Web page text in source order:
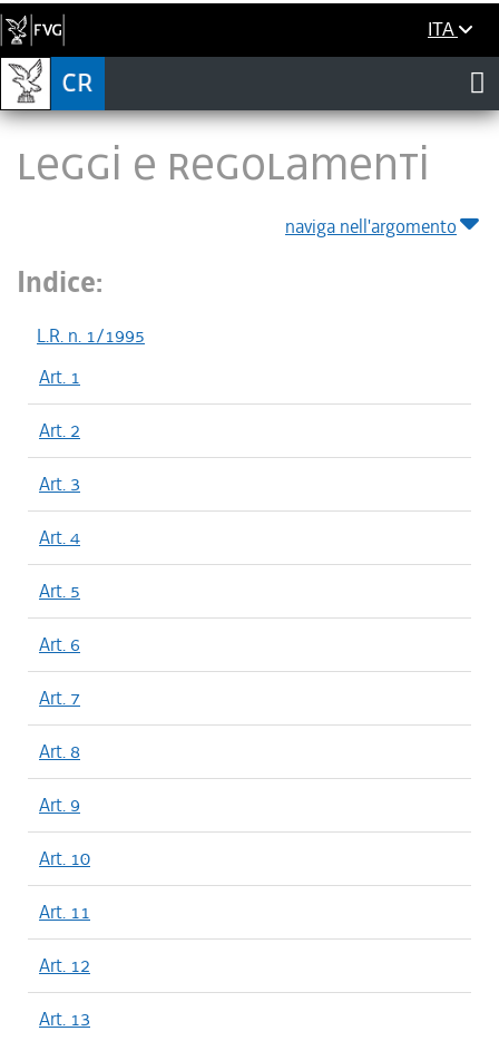
ITA
LEGGI E REGOLAMENTI
naviga nell'argomento
Indice:
L.R. n. 1/1995
Art. 1
Art. 2
Art. 3
Art. 4
Art. 5
Art. 6
Art. 7
Art. 8
Art. 9
Art. 10
Art. 11
Art. 12
Art. 13